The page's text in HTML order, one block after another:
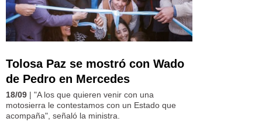
Tolosa Paz se mostró con Wado
de Pedro en Mercedes
18/09 | "A los que quieren venir con una
motosierra le contestamos con un Estado que
acompaña", señaló la ministra.